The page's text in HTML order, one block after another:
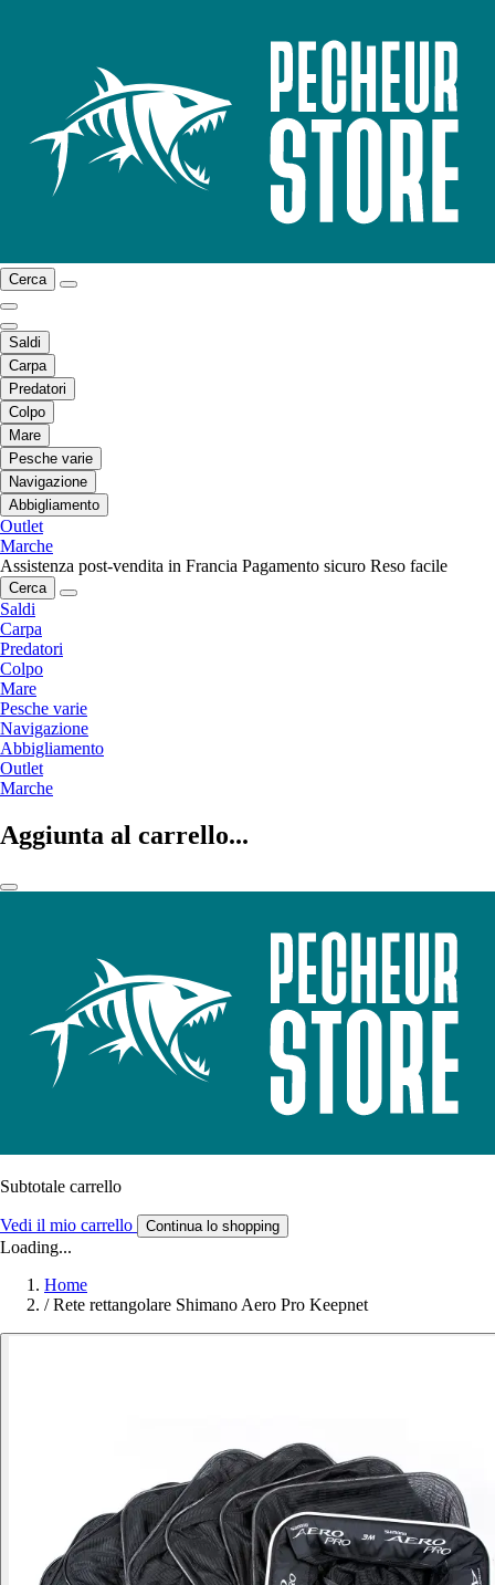
Cerca
Saldi
Carpa
Predatori
Colpo
Mare
Pesche varie
Navigazione
Abbigliamento
Outlet
Marche
Assistenza post-vendita in Francia Pagamento sicuro Reso facile
Cerca
Saldi
Carpa
Predatori
Colpo
Mare
Pesche varie
Navigazione
Abbigliamento
Outlet
Marche
Aggiunta al carrello...
Subtotale carrello
Vedi il mio carrello Continua lo shopping
Loading...
Home
/ Rete rettangolare Shimano Aero Pro Keepnet